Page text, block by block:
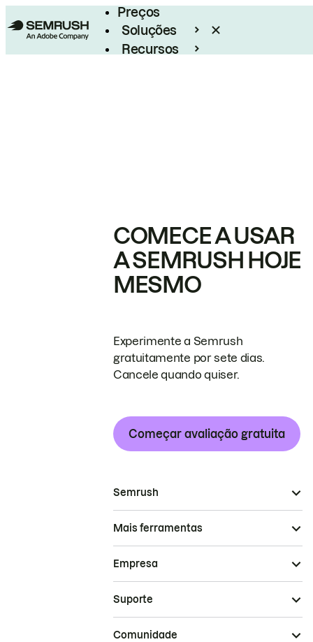
Preços
Soluções
Recursos
COMECE A USAR
A SEMRUSH HOJE
MESMO
Experimente a Semrush
gratuitamente por sete dias.
Cancele quando quiser.
Começar avaliação gratuita
Semrush
Mais ferramentas
Empresa
Suporte
Comunidade